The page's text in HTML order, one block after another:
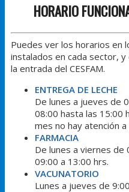
HORARIO
Puedes ver los horarios en
instalados en cada sector, y
la entrada del CESFAM.
ENTREGA DE LECHE
De lunes a jueves de
08:00 hasta las 15:00
mes no hay atención
FARMACIA
De lunes a viernes de
09:00 a 13:00 hrs.
VACUNATORIO
Lunes a jueves de